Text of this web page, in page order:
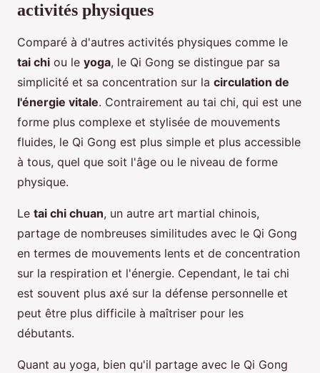
activités physiques
Comparé à d'autres activités physiques comme le
tai chi ou le yoga, le Qi Gong se distingue par sa
simplicité et sa concentration sur la circulation de
l'énergie vitale. Contrairement au tai chi, qui est une
forme plus complexe et stylisée de mouvements
fluides, le Qi Gong est plus simple et plus accessible
à tous, quel que soit l'âge ou le niveau de forme
physique.
Le tai chi chuan, un autre art martial chinois,
partage de nombreuses similitudes avec le Qi Gong
en termes de mouvements lents et de concentration
sur la respiration et l'énergie. Cependant, le tai chi
est souvent plus axé sur la défense personnelle et
peut être plus difficile à maîtriser pour les
débutants.
Quant au yoga, bien qu'il partage avec le Qi Gong